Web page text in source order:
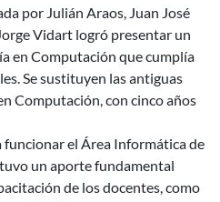
por Julián Araos, Juan José
Vidart logró presentar un
en Computación que cumplía
Se sustituyen las antiguas
Computación, con cinco años
funcionar el Área Informática de
un aporte fundamental
de los docentes, como